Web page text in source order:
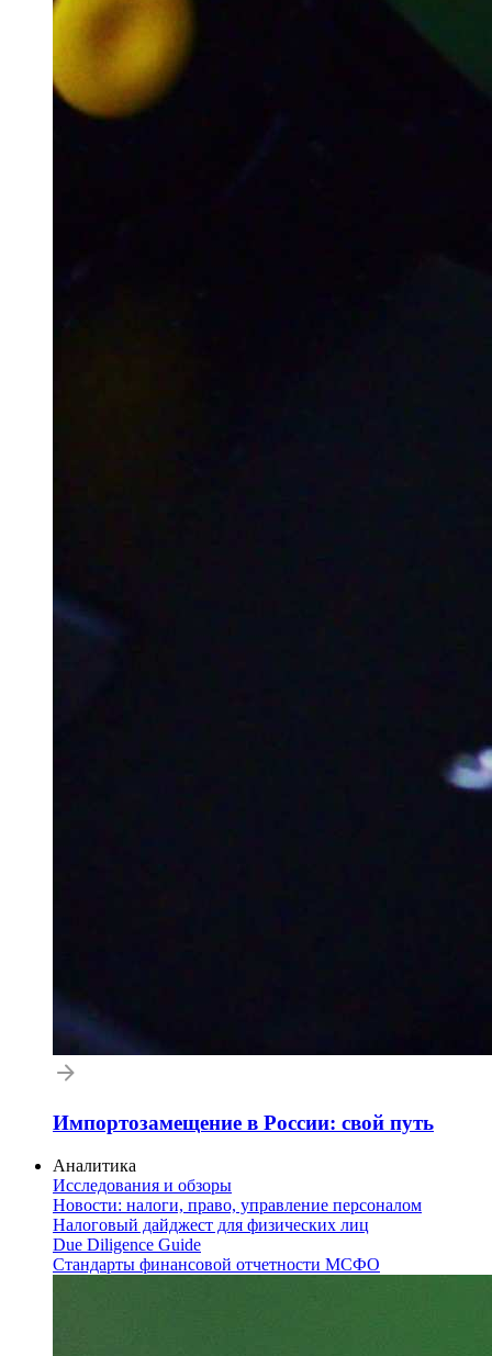
Импортозамещение в России: свой путь
Аналитика
Исследования и обзоры
Новости: налоги, право, управление персоналом
Налоговый дайджест для физических лиц
Due Diligence Guide
Стандарты финансовой отчетности МСФО